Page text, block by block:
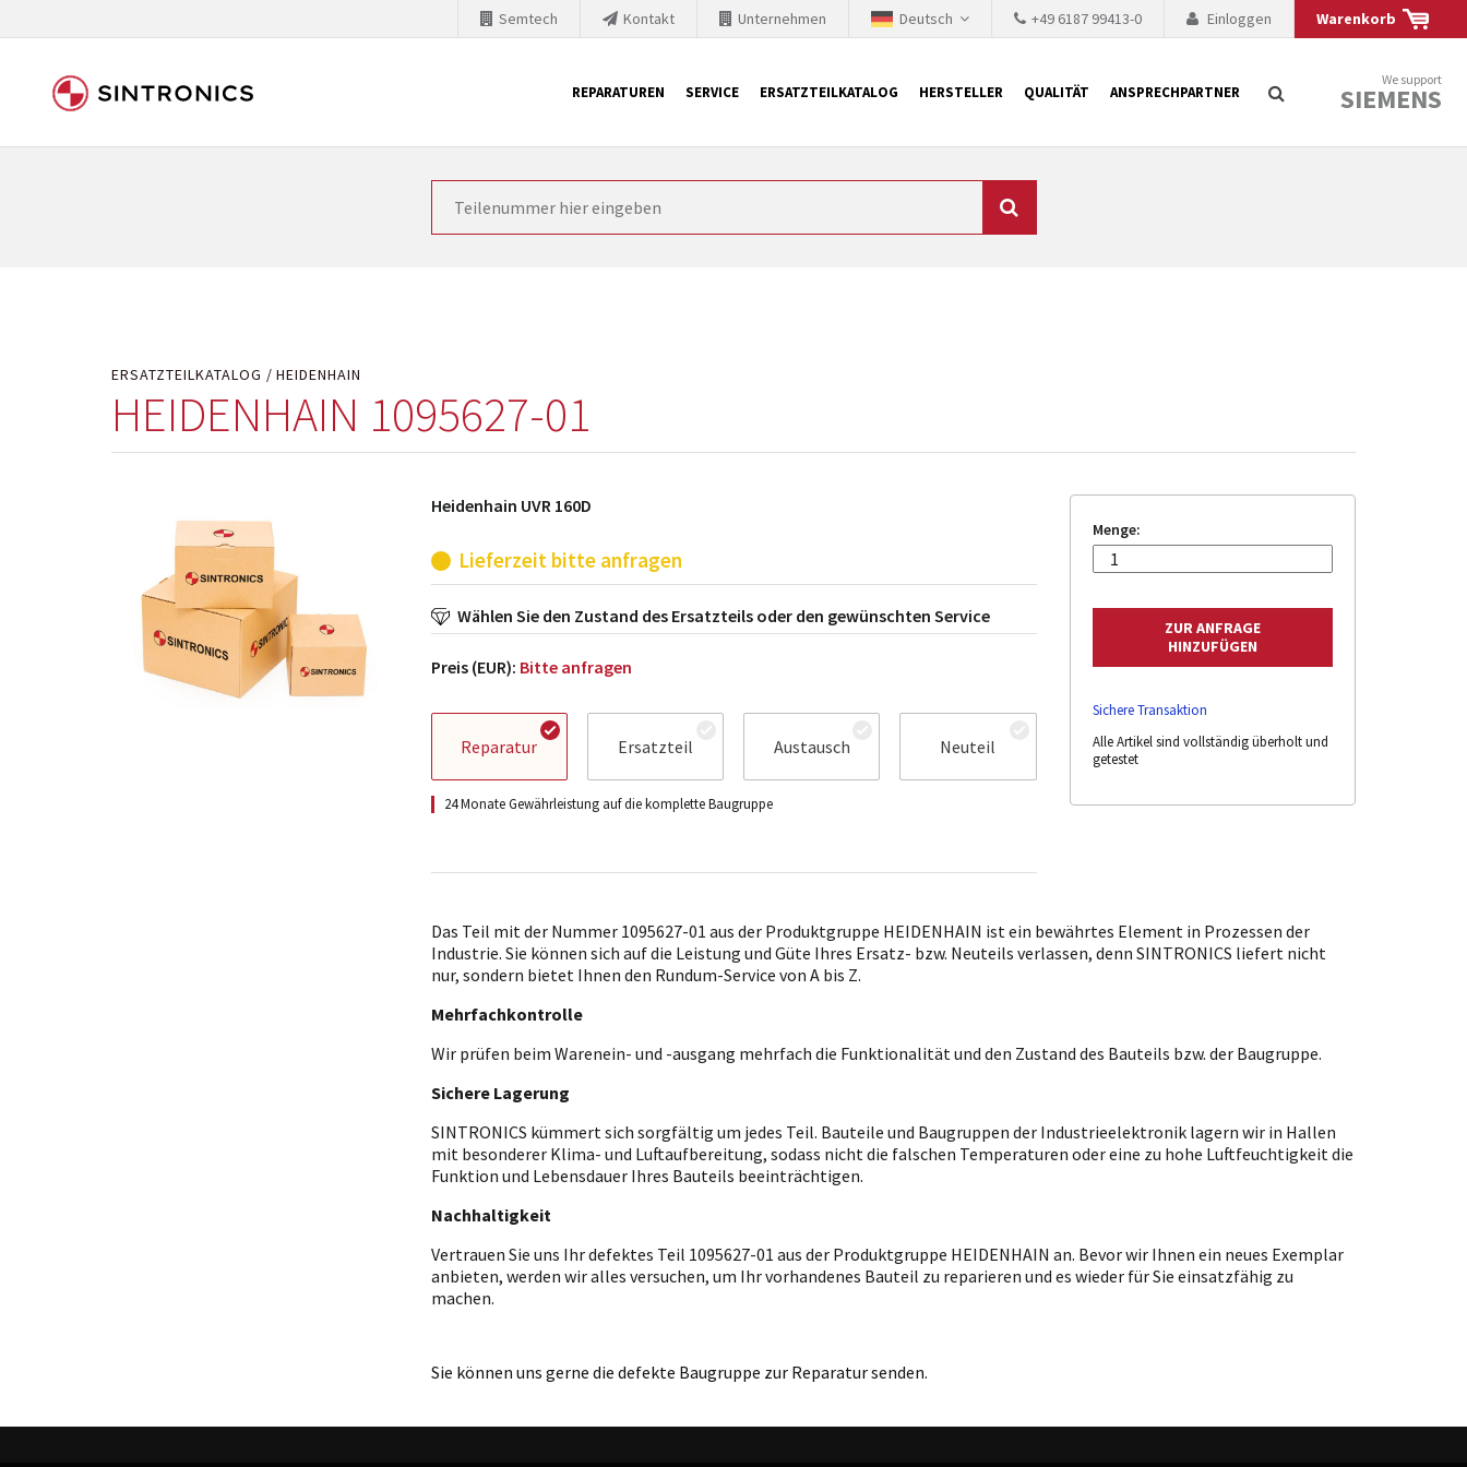
Warenkorb
Einloggen
+49 6187 99413-0
Deutsch
Unternehmen
Kontakt
Semtech
REPARATUREN SERVICE ERSATZTEILKATALOG HERSTELLER QUALITÄT ANSPRECHPARTNER
We support
SIEMENS
Unsere Zusammenarbeit mit Siemens
ERSATZTEILKATALOG HEIDENHAIN
HEIDENHAIN 1095627-01
Heidenhain UVR 160D
Lieferzeit bitte anfragen
Wählen Sie den Zustand des Ersatzteils oder den gewünschten Service
Preis (EUR): Bitte anfragen
Reparatur Ersatzteil Austausch Neuteil
24 Monate Gewährleistung auf die komplette Baugruppe
Menge:
Sichere Transaktion
Alle Artikel sind vollständig überholt und
getestet
Das Teil mit der Nummer 1095627-01 aus der Produktgruppe HEIDENHAIN ist ein bewährtes Element in Prozessen der
Industrie. Sie können sich auf die Leistung und Güte Ihres Ersatz- bzw. Neuteils verlassen, denn SINTRONICS liefert nicht
nur, sondern bietet Ihnen den Rundum-Service von A bis Z.
Mehrfachkontrolle
Wir prüfen beim Warenein- und -ausgang mehrfach die Funktionalität und den Zustand des Bauteils bzw. der Baugruppe.
Sichere Lagerung
SINTRONICS kümmert sich sorgfältig um jedes Teil. Bauteile und Baugruppen der Industrieelektronik lagern wir in Hallen
mit besonderer Klima- und Luftaufbereitung, sodass nicht die falschen Temperaturen oder eine zu hohe Luftfeuchtigkeit die
Funktion und Lebensdauer Ihres Bauteils beeinträchtigen.
Nachhaltigkeit
Vertrauen Sie uns Ihr defektes Teil 1095627-01 aus der Produktgruppe HEIDENHAIN an. Bevor wir Ihnen ein neues Exemplar
anbieten, werden wir alles versuchen, um Ihr vorhandenes Bauteil zu reparieren und es wieder für Sie einsatzfähig zu
machen.
Sie können uns gerne die defekte Baugruppe zur Reparatur senden.